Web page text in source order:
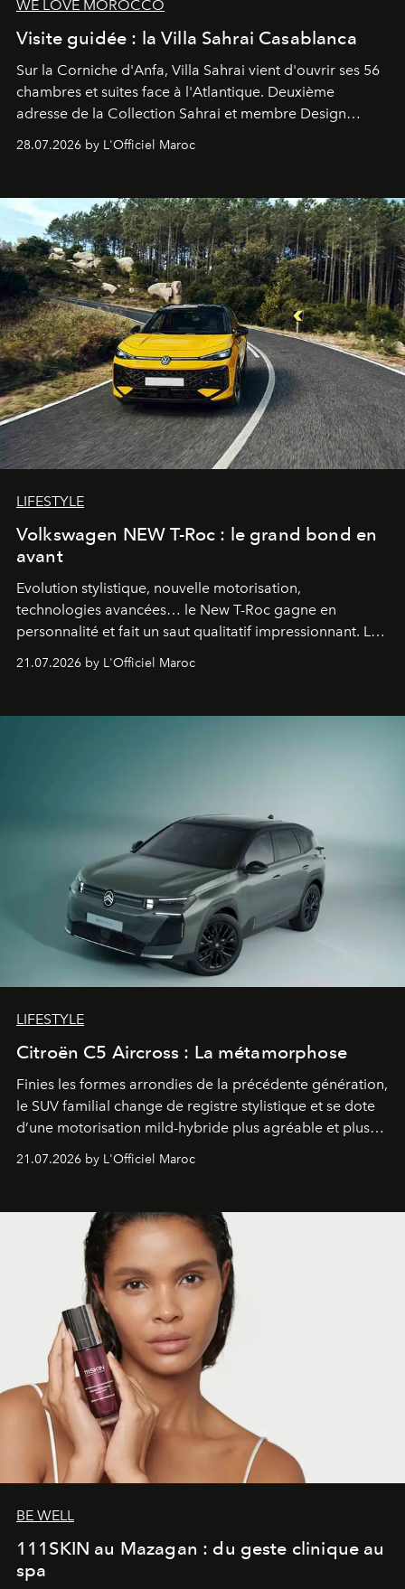
WE LOVE MOROCCO
Visite guidée : la Villa Sahrai Casablanca
Sur la Corniche d'Anfa, Villa Sahrai vient d'ouvrir ses 56
chambres et suites face à l'Atlantique. Deuxième
adresse de la Collection Sahrai et membre Design
Hotels, ce boutique-hôtel cinq étoiles signé Christophe
Pillet promet un lieu de vie complet. On y a déjeuné…
28.07.2026 by L'Officiel Maroc
LIFESTYLE
Volkswagen NEW T-Roc : le grand bond en
avant
Evolution stylistique, nouvelle motorisation,
technologies avancées… le New T-Roc gagne en
personnalité et fait un saut qualitatif impressionnant. Le
constructeur allemand a revu en profondeur son SUV
fétiche pour le rendre plus premium. Et le pari semble
21.07.2026 by L'Officiel Maroc
LIFESTYLE
Citroën C5 Aircross : La métamorphose
Finies les formes arrondies de la précédente génération,
le SUV familial change de registre stylistique et se dote
d’une motorisation mild-hybride plus agréable et plus
économe. à n’en pas douter, le nouveau C5 Aircross a
gagné en maturité.
21.07.2026 by L'Officiel Maroc
BE WELL
111SKIN au Mazagan : du geste clinique au
spa